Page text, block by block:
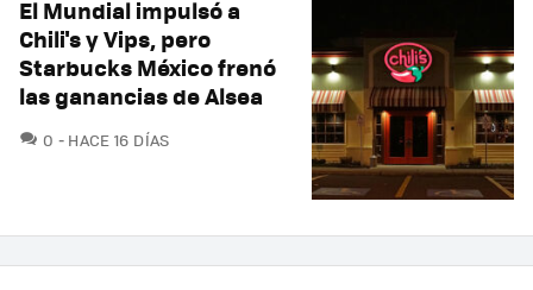
El Mundial impulsó a
Chili's y Vips, pero
Starbucks México frenó
las ganancias de Alsea
0 COMENTARIOS
HACE 16 DÍAS